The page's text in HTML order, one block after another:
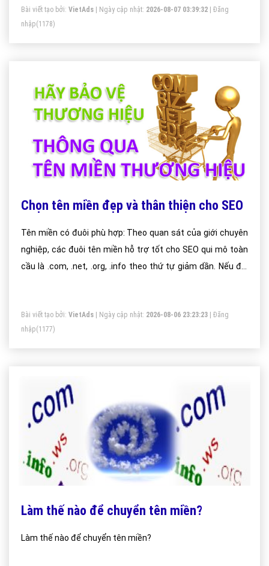
Bài viết tạo bởi: VietAds | Ngày cập nhật: 2026-08-07 03:39:32
Đăng
nhập(1178)
Chọn tên miền đẹp và thân thiện cho SEO
Tên miền có đuôi phù hợp: Theo quan sát của giới chuyên
nghiệp, các đuôi tên miền hỗ trợ tốt cho SEO qui mô toàn
cầu là .com, .net, .org, .info theo thứ tự giảm dần. Nếu đối
.com.vn. Mức độ ưu tiên lựa chọn giảm dần theo thứ tự sẽ
là: .vn, .com, .com.vn, .net. org, .info.
Bài viết tạo bởi: VietAds | Ngày cập nhật: 2026-08-06 23:23:23
Đăng
nhập(1177)
Làm thế nào để chuyển tên miền?
Làm thế nào để chuyển tên miền?